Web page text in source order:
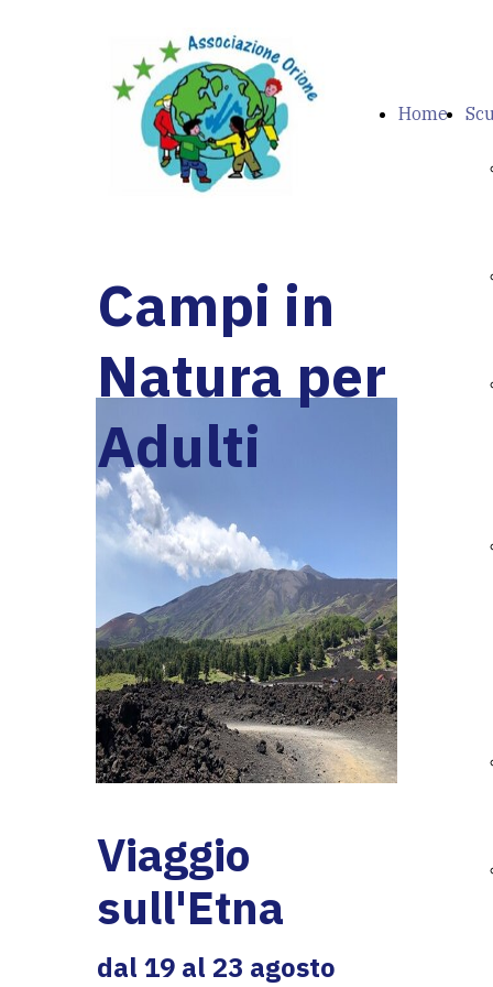
Home
Campi in
Natura per
Adulti
Viaggio
sull'Etna
dal 19 al 23 agosto